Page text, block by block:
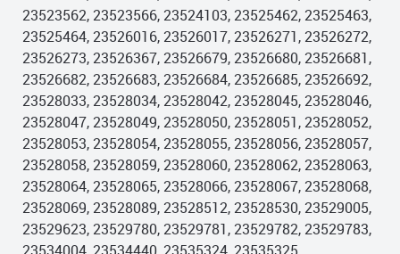
23523562, 23523566, 23524103, 23525462, 23525463,
23525464, 23526016, 23526017, 23526271, 23526272,
23526273, 23526367, 23526679, 23526680, 23526681,
23526682, 23526683, 23526684, 23526685, 23526692,
23528033, 23528034, 23528042, 23528045, 23528046,
23528047, 23528049, 23528050, 23528051, 23528052,
23528053, 23528054, 23528055, 23528056, 23528057,
23528058, 23528059, 23528060, 23528062, 23528063,
23528064, 23528065, 23528066, 23528067, 23528068,
23528069, 23528089, 23528512, 23528530, 23529005,
23529623, 23529780, 23529781, 23529782, 23529783,